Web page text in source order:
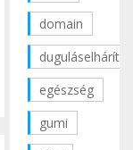
domain
duguláselhárítás
egészség
gumi